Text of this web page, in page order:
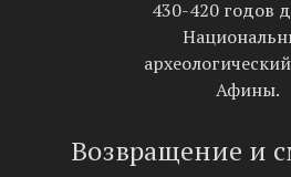
430-420 годов
Афины.
Возвращение и